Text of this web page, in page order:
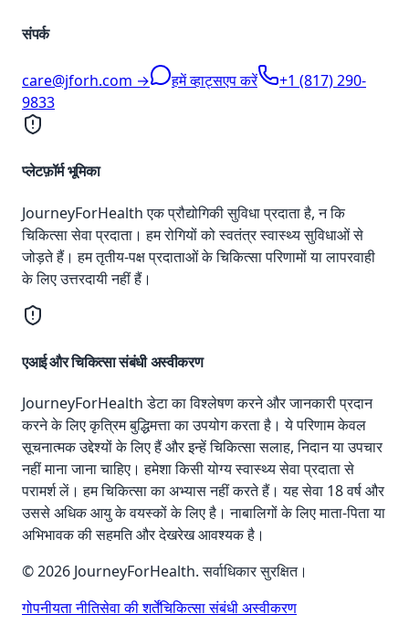
संपर्क
care@jforh.com → हमें व्हाट्सएप करें
+1 (817) 290-
9833
प्लेटफ़ॉर्म भूमिका
JourneyForHealth एक प्रौद्योगिकी सुविधा प्रदाता है, न कि
चिकित्सा सेवा प्रदाता। हम रोगियों को स्वतंत्र स्वास्थ्य सुविधाओं से
जोड़ते हैं। हम तृतीय-पक्ष प्रदाताओं के चिकित्सा परिणामों या लापरवाही
के लिए उत्तरदायी नहीं हैं।
एआई और चिकित्सा संबंधी अस्वीकरण
JourneyForHealth डेटा का विश्लेषण करने और जानकारी प्रदान
करने के लिए कृत्रिम बुद्धिमत्ता का उपयोग करता है। ये परिणाम केवल
सूचनात्मक उद्देश्यों के लिए हैं और इन्हें चिकित्सा सलाह, निदान या उपचार
नहीं माना जाना चाहिए। हमेशा किसी योग्य स्वास्थ्य सेवा प्रदाता से
परामर्श लें। हम चिकित्सा का अभ्यास नहीं करते हैं। यह सेवा 18 वर्ष और
उससे अधिक आयु के वयस्कों के लिए है। नाबालिगों के लिए माता-पिता या
अभिभावक की सहमति और देखरेख आवश्यक है।
© 2026 JourneyForHealth. सर्वाधिकार सुरक्षित।
गोपनीयता नीतिसेवा की शर्तेंचिकित्सा संबंधी अस्वीकरण